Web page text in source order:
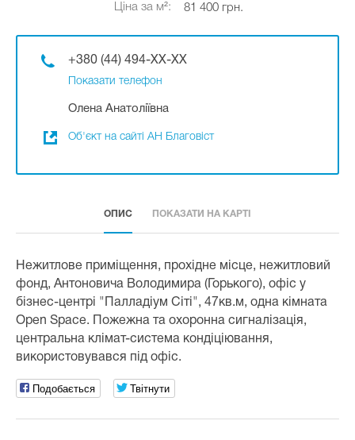
Ціна за м²:
81 400 грн.
+380 (44) 494-XX-XX
Показати телефон
Олена Анатоліївна
Об'єкт на сайті АН Благовіст
ОПИС ПОКАЗАТИ НА КАРТІ
Нежитлове приміщення, прохідне місце, нежитловий
фонд, Антоновича Володимира (Горького), офіс у
бізнес-центрі "Палладіум Сіті", 47кв.м, одна кімната
Open Space. Пожежна та охоронна сигналізація,
центральна клімат-система кондіціювання,
використовувався під офіс.
Подобається Твітнути